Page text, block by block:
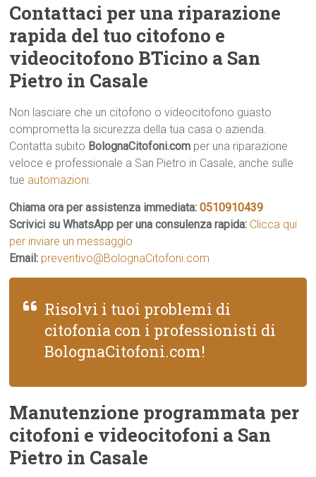
Contattaci per una riparazione
rapida del tuo citofono e
videocitofono BTicino a San
Pietro in Casale
Non lasciare che un citofono o videocitofono guasto
comprometta la sicurezza della tua casa o azienda.
Contatta subito BolognaCitofoni.com per una riparazione
veloce e professionale a San Pietro in Casale, anche sulle
tue automazioni.
Chiama ora per assistenza immediata:0510910439
Scrivici su WhatsApp per una consulenza rapida: Clicca qui
per inviare un messaggio
Email: preventivo@BolognaCitofoni.com
Risolvi i tuoi problemi di
citofonia con i professionisti di
BolognaCitofoni.com!
Manutenzione programmata per
citofoni e videocitofoni a San
Pietro in Casale